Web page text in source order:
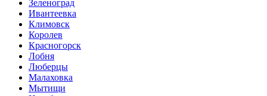
Зеленоград
Ивантеевка
Климовск
Королев
Красногорск
Лобня
Люберцы
Малаховка
Мытищи